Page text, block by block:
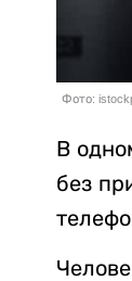
Фото:
В
без